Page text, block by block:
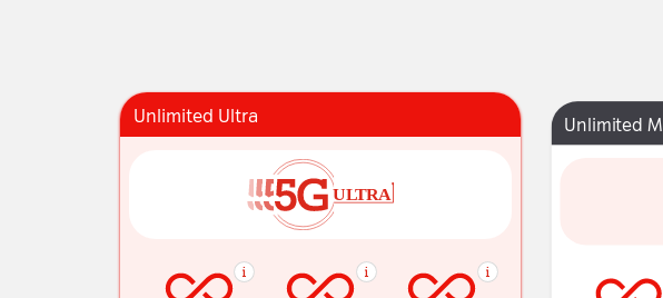
Unlimited Ultra Unlimited M